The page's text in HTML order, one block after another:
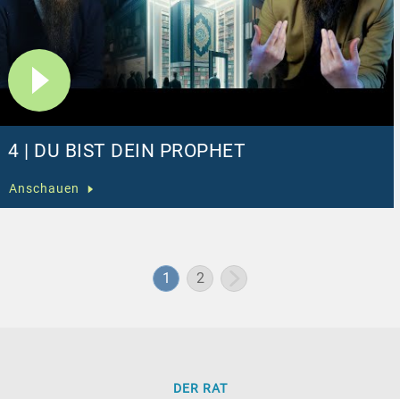
4 | DU BIST DEIN PROPHET
Anschauen
1 2
DER RAT